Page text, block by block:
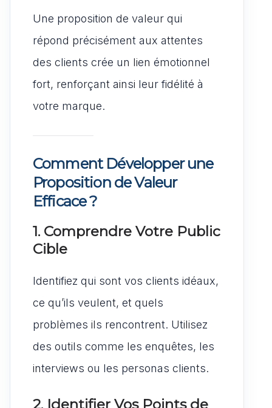
Une proposition de valeur qui
répond précisément aux attentes
des clients crée un lien émotionnel
fort, renforçant ainsi leur fidélité à
votre marque.
Comment Développer une
Proposition de Valeur
Efficace ?
1. Comprendre Votre Public
Cible
Identifiez qui sont vos clients idéaux,
ce qu’ils veulent, et quels
problèmes ils rencontrent. Utilisez
des outils comme les enquêtes, les
interviews ou les personas clients.
2. Identifier Vos Points de